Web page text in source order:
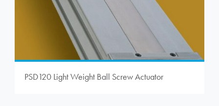
PSD120 Light Weight Ball Screw Actuator